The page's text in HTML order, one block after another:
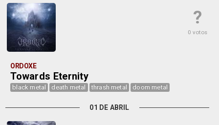
?
0 votos
ORDOXE
Towards Eternity
black metal death metal thrash metal doom metal
01 DE ABRIL